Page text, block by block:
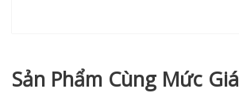
Sản Phẩm Cùng Mức Giá